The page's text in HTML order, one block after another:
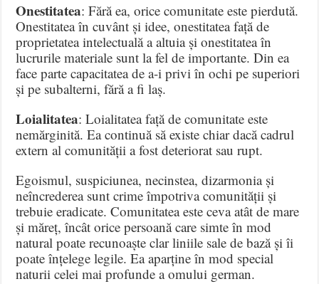
Onestitatea: Fără ea, orice comunitate este pierdută.
Onestitatea în cuvânt și idee, onestitatea față de
proprietatea intelectuală a altuia și onestitatea în
lucrurile materiale sunt la fel de importante.Din ea
face parte capacitatea de a-i privi în ochi pe superiori
și pe subalterni, fără a fi laș.
Loialitatea: Loialitatea față de comunitate este
nemărginită.Ea continuă să existe chiar dacă cadrul
extern al comunității a fost deteriorat sau rupt.
Egoismul, suspiciunea, necinstea, dizarmonia și
neîncrederea sunt crime împotriva comunității și
trebuie eradicate.Comunitatea este ceva atât de mare
și măreț, încât orice persoană care simte în mod
natural poate recunoaște clar liniile sale de bază și îi
poate înțelege legile.Ea aparține în mod special
naturii celei mai profunde a omului german.